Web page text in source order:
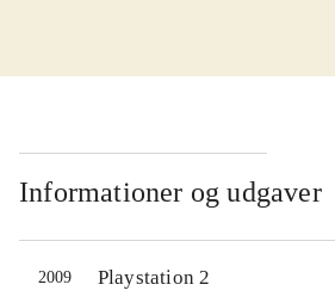
rideklubber. Her møder
altmuligmanden m.fl. Hver
har brug for hjælp eller tilbyder
spilleren at deltage i et løb.
Opgaverne går typisk ud på at
eller finde genstande, heste eller
Informationer og udgaver
2009 Playstation 2